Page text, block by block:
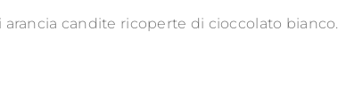
arancia candite ricoperte di cioccolato bianco.